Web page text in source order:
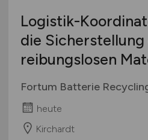
Logistik-
die Sicherstellung
reibungslosen
Fortum Batterie
heute
Kirchardt